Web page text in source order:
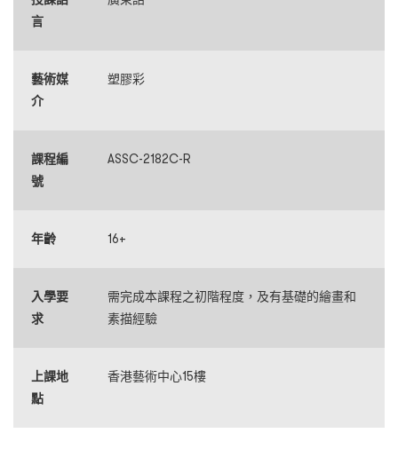
言
藝術媒
介
塑膠彩
課程編
號
ASSC-2182C-R
年齡 16+
入學要
求
需完成本課程之初階程度，及有基礎的繪畫和
素描經驗
上課地
點
香港藝術中心15樓